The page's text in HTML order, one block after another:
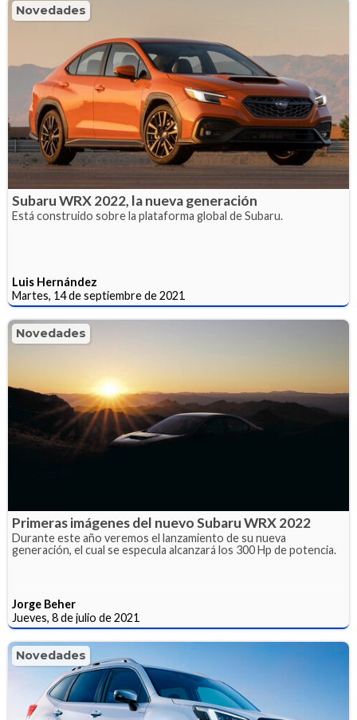
Novedades
Subaru WRX 2022, la nueva generación
Está construido sobre la plataforma global de Subaru.
Luis Hernández
Martes, 14 de septiembre de 2021
Novedades
Primeras imágenes del nuevo Subaru WRX 2022
Durante este año veremos el lanzamiento de su nueva
generación, el cual se especula alcanzará los 300 Hp de potencia.
Jorge Beher
Jueves, 8 de julio de 2021
Novedades